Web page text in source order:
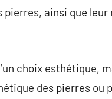
ainsi que
choix esthétique,
des pierres ou